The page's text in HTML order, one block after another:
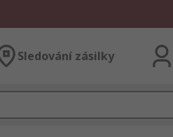
Sledování zásilky